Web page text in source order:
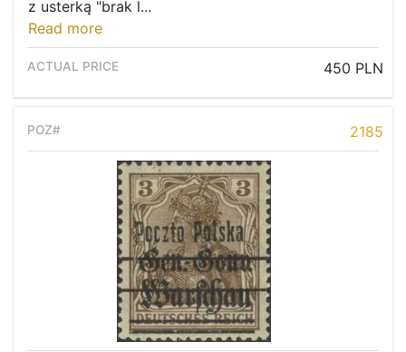
z usterką "brak l...
Read more
450 PLN
2185